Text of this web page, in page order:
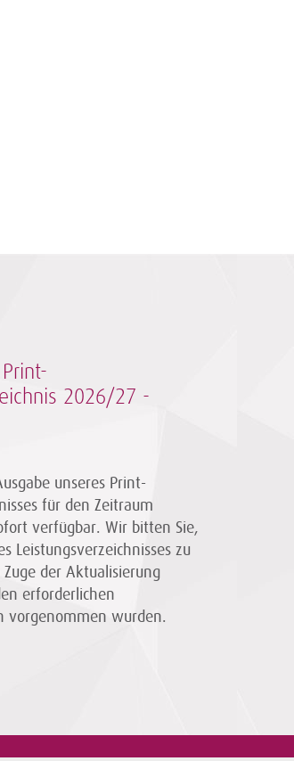
2026/27 -
unseres Print-
für den Zeitraum
verfügbar. Wir bitten Sie,
Leistungsverzeichnisses zu
der Aktualisierung
erforderlichen
vorgenommen wurden.